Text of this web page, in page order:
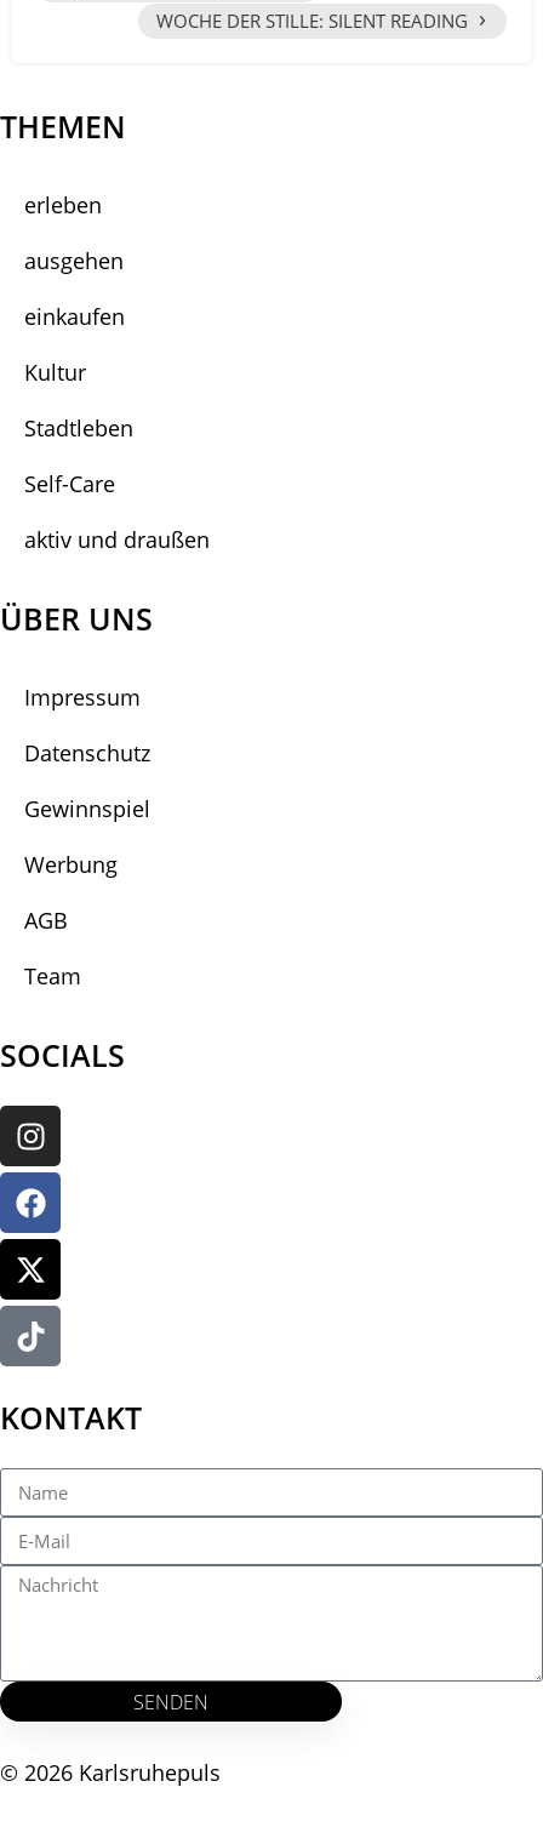
WOCHE DER STILLE: SILENT READING ›
THEMEN
erleben
ausgehen
einkaufen
Kultur
Stadtleben
Self-Care
aktiv und draußen
ÜBER UNS
Impressum
Datenschutz
Gewinnspiel
Werbung
AGB
Team
SOCIALS
KONTAKT
SENDEN
© 2026 Karlsruhepuls